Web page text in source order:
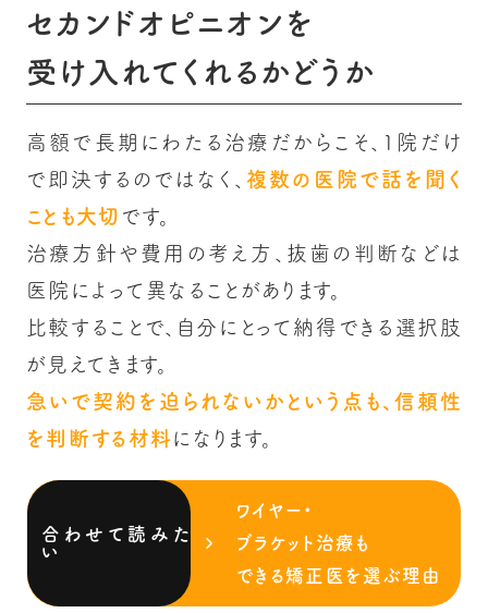
セカンドオピニオンを
受け入れてくれるかどうか
高額で長期にわたる治療だからこそ、1院だけ
で即決するのではなく、複数の医院で話を聞く
ことも大切 です。
治療方針や費用の考え方、抜歯の判断などは
医院によって異なることがあります。
比較することで、自分にとって納得できる選択肢
が見えてきます。
急いで契約を迫られないかという点も、信頼性
を判断する材料になります。
ワイヤー・
ブラケット治療も
できる矯正医を選ぶ理由